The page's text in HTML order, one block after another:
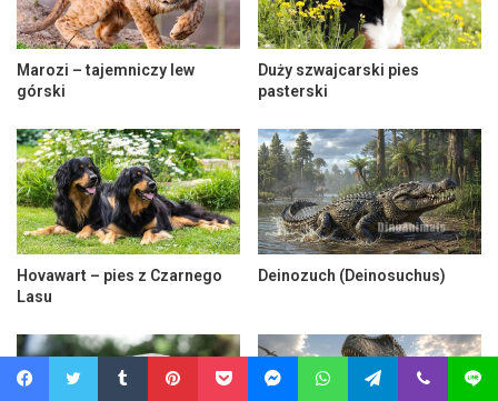
Marozi – tajemniczy lew
górski
Duży szwajcarski pies
pasterski
Hovawart – pies z Czarnego
Lasu
Deinozuch (Deinosuchus)